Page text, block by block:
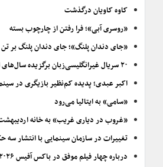
کاوه کاویان درگذشت
«روسری آبی»؛ فرا رفتن از چارچوب بسته
«جای دندان پلنگ»؛ جای دندان پلنگ بر
۲۰ سریال غیرانگلیسی‌زبان برگزیده سال‌های اخیر
اکبر عبدی؛ پدیده کم‌نظیر بازیگری در
«سامی» به ایتالیا می‌رود
«غروب در دیاری غریب» به خانه
تغییرات در سازمان سینمایی با انتشار
درباره چهار فیلم موفق در باکس آفیس ۲۰۲۶/ نابودگران کلیشه